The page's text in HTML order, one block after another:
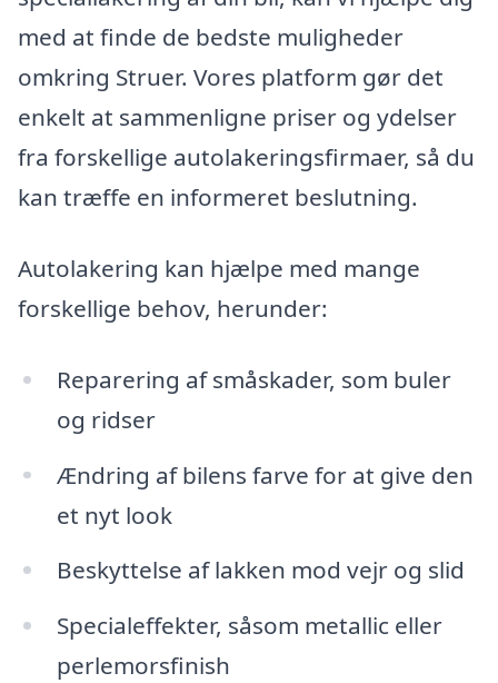
med at finde de bedste muligheder
omkring Struer. Vores platform gør det
enkelt at sammenligne priser og ydelser
fra forskellige autolakeringsfirmaer, så du
kan træffe en informeret beslutning.
Autolakering kan hjælpe med mange
forskellige behov, herunder:
Reparering af småskader, som buler
og ridser
Ændring af bilens farve for at give den
et nyt look
Beskyttelse af lakken mod vejr og slid
Specialeffekter, såsom metallic eller
perlemorsfinish